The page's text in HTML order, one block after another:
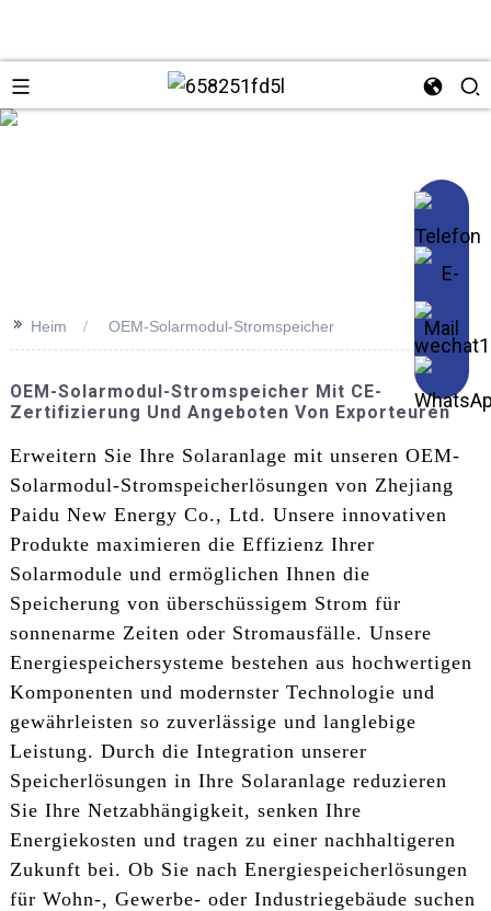
>> Heim OEM-Solarmodul-Stromspeicher
OEM-Solarmodul-Stromspeicher Mit CE-
Zertifizierung Und Angeboten Von Exporteuren
Erweitern Sie Ihre Solaranlage mit unseren OEM-
Solarmodul-Stromspeicherlösungen von Zhejiang
Paidu New Energy Co., Ltd. Unsere innovativen
Produkte maximieren die Effizienz Ihrer
Solarmodule und ermöglichen Ihnen die
Speicherung von überschüssigem Strom für
sonnenarme Zeiten oder Stromausfälle. Unsere
Energiespeichersysteme bestehen aus hochwertigen
Komponenten und modernster Technologie und
gewährleisten so zuverlässige und langlebige
Leistung. Durch die Integration unserer
Speicherlösungen in Ihre Solaranlage reduzieren
Sie Ihre Netzabhängigkeit, senken Ihre
Energiekosten und tragen zu einer nachhaltigeren
Zukunft bei. Ob Sie nach Energiespeicherlösungen
für Wohn-, Gewerbe- oder Industriegebäude suchen